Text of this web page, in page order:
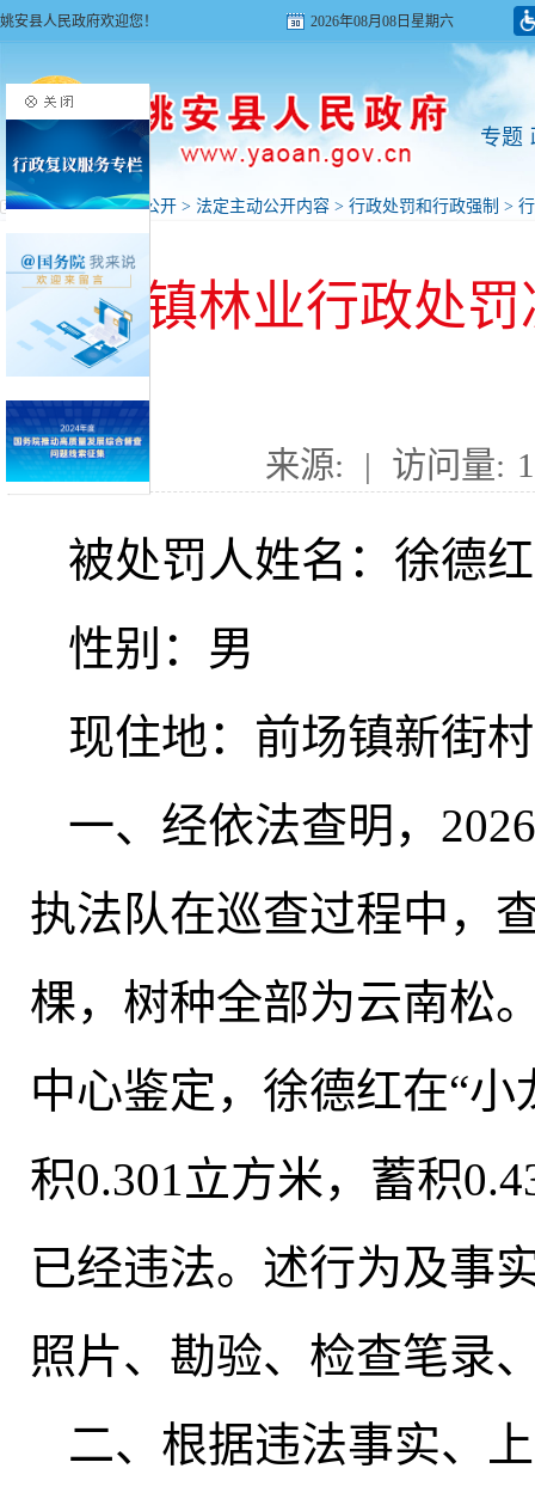
姚安县人民政府欢迎您！ 2026年08月08日星期六
专题
首页>政府信息公开 > 法定主动公开内容 > 行政处罚和行政强制 >
前场镇林业行政处
来源: | 访问量:
被处罚人姓名：徐德红
性别：男
现住地：前场镇新街
一、经依法查明 ，
执法队在巡查过程中 ，
棵，树种全部为云南松
中心鉴定，徐德红在“
积0.301立方米，蓄积
已经违法。 述行为及事
照片、勘验、检查笔录
二、根据违法事实、